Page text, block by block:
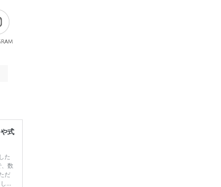
式
た
数
だ
ま